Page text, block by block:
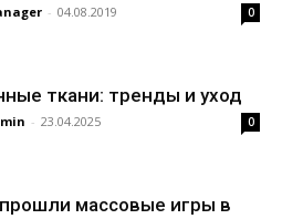
- 04.08.2019 0
ткани: тренды и уход
- 23.04.2025 0
массовые игры в